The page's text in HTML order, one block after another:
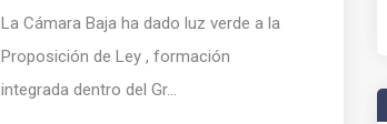
La Cámara Baja ha dado luz verde a la
Proposición de Ley , formación
integrada dentro del Gr...